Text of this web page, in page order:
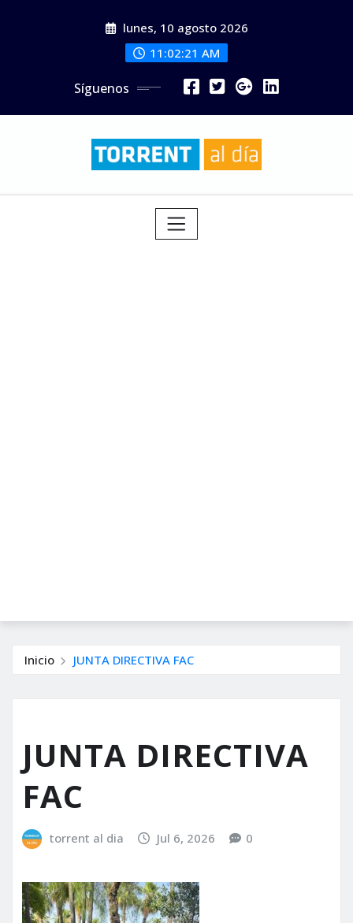
lunes, 10 agosto 2026
11:02:23 AM
Síguenos
Inicio JUNTA DIRECTIVA FAC
JUNTA DIRECTIVA
FAC
torrent al dia Jul 6, 2026 0